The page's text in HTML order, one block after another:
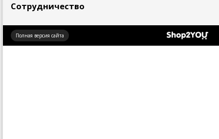
Сотрудничество
Полная версия сайта